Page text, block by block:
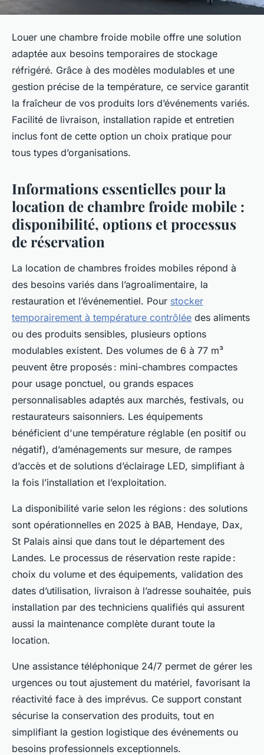
Louer une chambre froide mobile offre une solution
adaptée aux besoins temporaires de stockage
réfrigéré. Grâce à des modèles modulables et une
gestion précise de la température, ce service garantit
la fraîcheur de vos produits lors d’événements variés.
Facilité de livraison, installation rapide et entretien
inclus font de cette option un choix pratique pour
tous types d’organisations.
Informations essentielles pour la
location de chambre froide mobile :
disponibilité, options et processus
de réservation
La location de chambres froides mobiles répond à
des besoins variés dans l’agroalimentaire, la
restauration et l’événementiel. Pour stocker
temporairement à température contrôlée des aliments
ou des produits sensibles, plusieurs options
modulables existent. Des volumes de 6 à 77 m³
peuvent être proposés : mini-chambres compactes
pour usage ponctuel, ou grands espaces
personnalisables adaptés aux marchés, festivals, ou
restaurateurs saisonniers. Les équipements
bénéficient d'une température réglable (en positif ou
négatif), d’aménagements sur mesure, de rampes
d’accès et de solutions d’éclairage LED, simplifiant à
la fois l’installation et l’exploitation.
La disponibilité varie selon les régions : des solutions
sont opérationnelles en 2025 à BAB, Hendaye, Dax,
St Palais ainsi que dans tout le département des
Landes. Le processus de réservation reste rapide :
choix du volume et des équipements, validation des
dates d’utilisation, livraison à l’adresse souhaitée, puis
installation par des techniciens qualifiés qui assurent
aussi la maintenance complète durant toute la
location.
Une assistance téléphonique 24/7 permet de gérer les
urgences ou tout ajustement du matériel, favorisant la
réactivité face à des imprévus. Ce support constant
sécurise la conservation des produits, tout en
simplifiant la gestion logistique des événements ou
besoins professionnels exceptionnels.